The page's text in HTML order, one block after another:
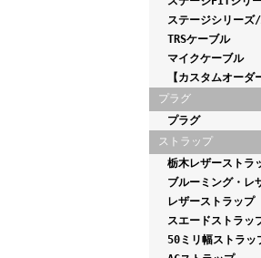
ステージシリーズ
TRSケーブル
マイクケーブル
【カスタムオーダ
プラグ
プラグ
ストラップ
栃木レザーストラ
ブルーミング・レ
レザーストラップ
スエードストラッ
50ミリ幅ストラッ